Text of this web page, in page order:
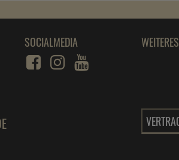
SOCIALMEDIA WEITERES